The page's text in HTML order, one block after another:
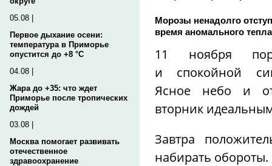
05.08 |
Первое дыхание осени:
температура в Приморье
опустится до +8 °C
04.08 |
Жара до +35: что ждет
Приморье после тропических
дождей
03.08 |
Москва помогает развивать
отечественное
здравоохранение
Морозы ненадолго
время аномального
11 ноября
и спокойной
Ясное небо и
вторник
Завтра
набирать обороты.